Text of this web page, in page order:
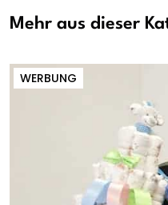
Mehr aus dieser
WERBUNG